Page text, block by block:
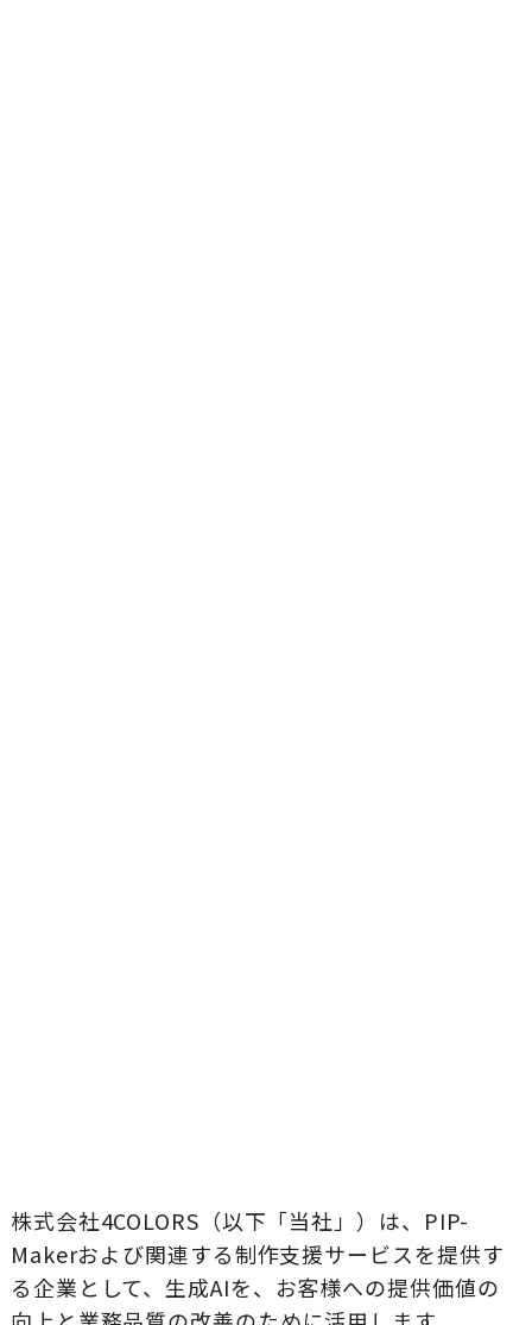
株式会社4COLORS（以下「当社」）は、PIP-
Makerおよび関連する制作支援サービスを提供す
る企業として、生成AIを、お客様への提供価値の